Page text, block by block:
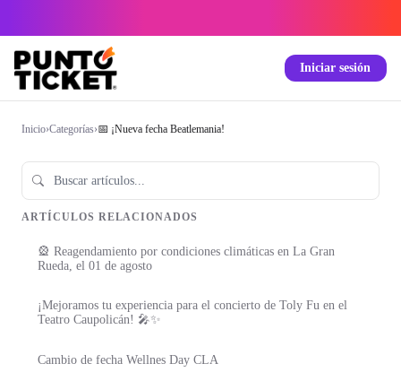
Iniciar sesión
Inicio›Categorías›📅 ¡Nueva fecha Beatlemania!
ARTÍCULOS RELACIONADOS
🎡 Reagendamiento por condiciones climáticas en La Gran
Rueda, el 01 de agosto
¡Mejoramos tu experiencia para el concierto de Toly Fu en el
Teatro Caupolicán! 🎤✨
Cambio de fecha Wellnes Day CLA